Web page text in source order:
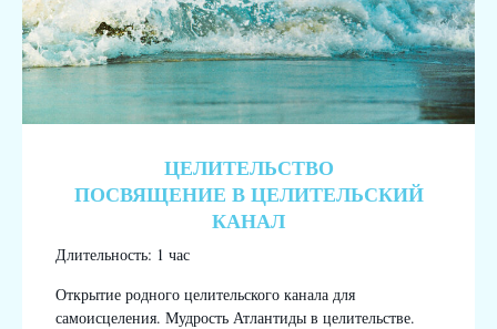
ЦЕЛИТЕЛЬСТВО
ПОСВЯЩЕНИЕ В ЦЕЛИТЕЛЬСКИЙ
КАНАЛ
Длительность: 1 час
Открытие родного целительского канала для
самоисцеления. Мудрость Атлантиды в целительстве.